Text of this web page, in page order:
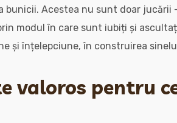
bunicii. Acestea nu sunt doar
modul în care sunt iubiți și
și înțelepciune, în construirea
valoros pentru